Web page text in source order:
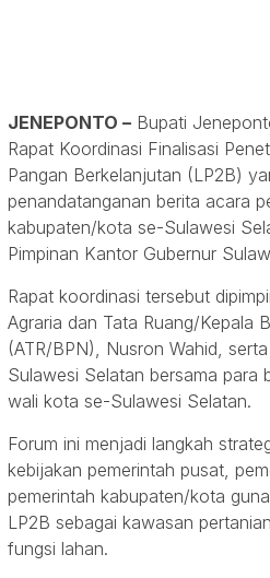
JENEPONTO – Bupati
Rapat Koordinasi Finalisasi
Pangan Berkelanjutan (LP2B)
penandatanganan berita acara
kabupaten/kota se-Sulawesi
Pimpinan Kantor Gubernur
Rapat koordinasi tersebut
Agraria dan Tata Ruang/Kepala
(ATR/BPN), Nusron Wahid,
Sulawesi Selatan bersama para
wali kota se-Sulawesi Selatan.
Forum ini menjadi langkah
kebijakan pemerintah pusat,
pemerintah kabupaten/kota
LP2B sebagai kawasan
fungsi lahan.